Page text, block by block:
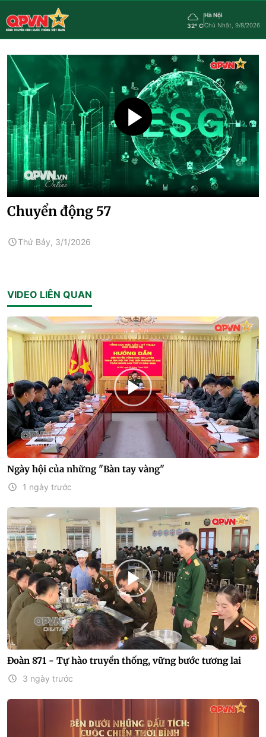
32° C
Hà Nội
Chủ Nhật, 9/8/2026
Chuyển động 57
Thứ Bảy, 3/1/2026
VIDEO LIÊN QUAN
Ngày hội của những "Bàn tay vàng"
1 ngày trước
Đoàn 871 - Tự hào truyền thống, vững bước tương lai
3 ngày trước